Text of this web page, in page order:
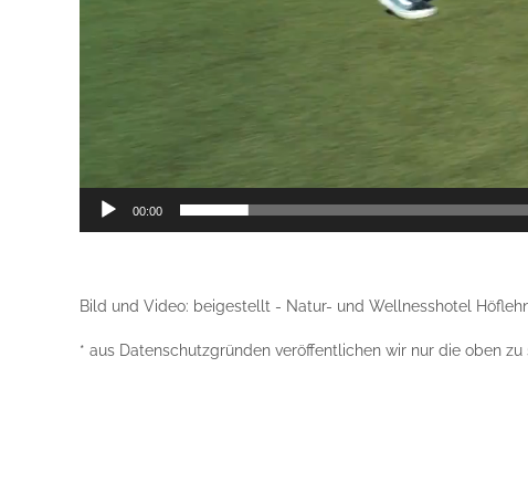
00:00
Bild und Video: beigestellt - Natur- und Wellnesshotel
* aus Datenschutzgründen veröffentlichen wir nur die oben zu